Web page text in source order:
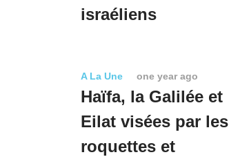
israéliens
A La Une one year ago
Haïfa, la Galilée et
Eilat visées par les
roquettes et